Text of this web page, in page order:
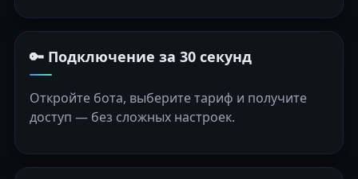
🔑 Подключение за 30 секунд
Откройте бота, выберите тариф и получите
доступ — без сложных настроек.